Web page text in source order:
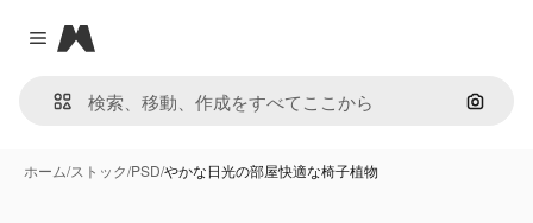
Close menu
Magnific
画像で
ホーム/ストック/PSD/やかな日光の部屋快適な椅子植物